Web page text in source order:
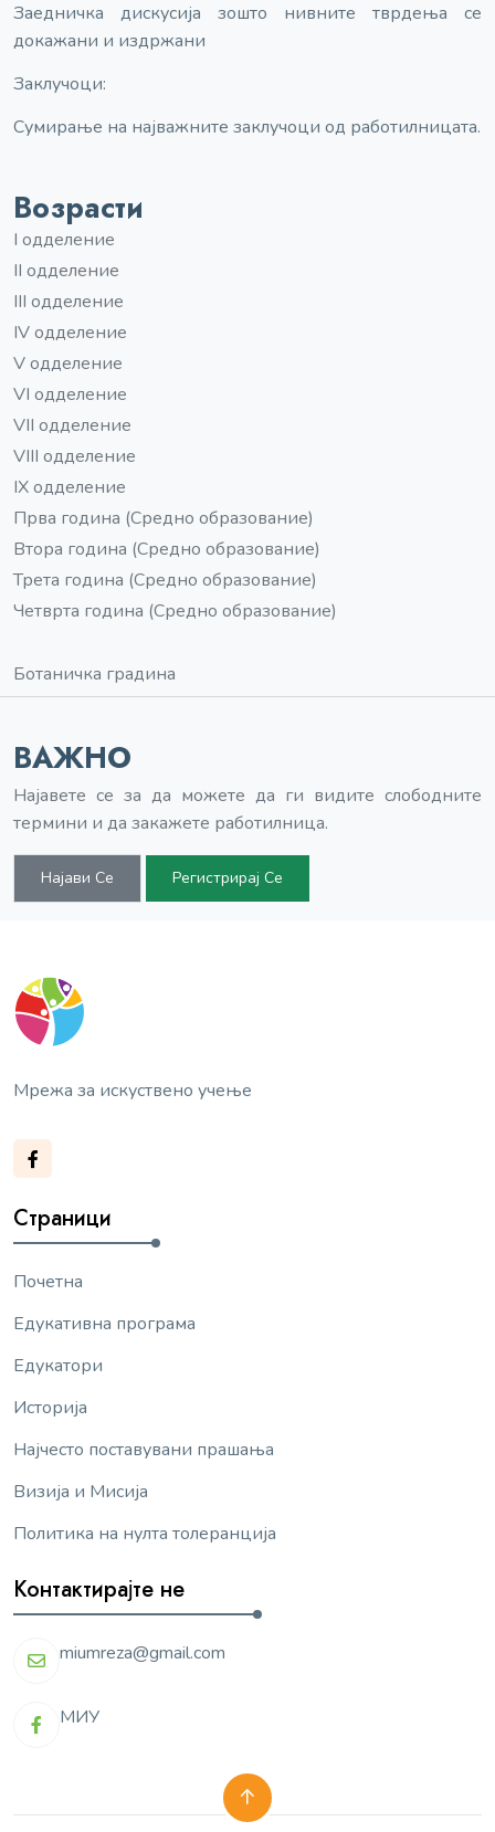
Заедничка дискусија зошто нивните тврдења се
докажани и издржани
Заклучоци:
Сумирање на најважните заклучоци од работилницата.
Возрасти
I одделение
II одделение
III одделение
IV одделение
V одделение
VI одделение
VII одделение
VIII одделение
IX одделение
Прва година (Средно образование)
Втора година (Средно образование)
Трета година (Средно образование)
Четврта година (Средно образование)
Ботаничка градина
ВАЖНО
Најавете се за да можете да ги видите слободните
термини и да закажете работилница.
Најави Се Регистрирај Се
Мрежа за искуствено учење
Страници
Почетна
Едукативна програма
Едукатори
Историја
Најчесто поставувани прашања
Визија и Мисија
Политика на нулта толеранција
Контактирајте не
miumreza@gmail.com
МИУ